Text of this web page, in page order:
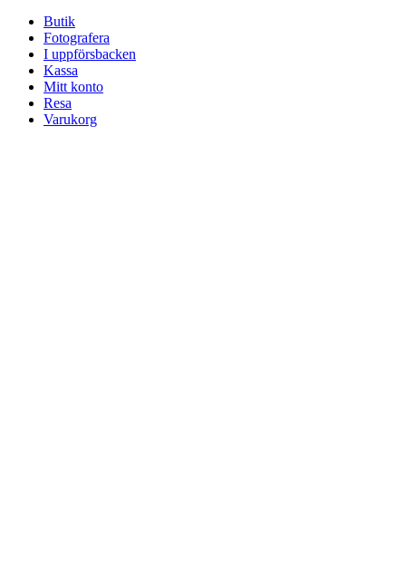
Butik
Fotografera
I uppförsbacken
Kassa
Mitt konto
Resa
Varukorg